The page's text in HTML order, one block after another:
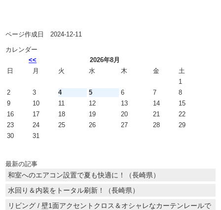
ページ作成日 2024-12-11
カレンダー
<<
2026年8月
日
月 火 水 木 金
土
1
2
3 4 5 6 7
8
9
10 11 12 13 14
15
16
17 18 19 20 21
22
23
24 25 26 27 28
29
30
31
最新の記事
和室へのエアコン設置で夏も快適に！（長崎県）
水回り＆内装をトータル刷新！（長崎県）
リビング / 壁1面アクセントクロス＆オシャレなカーテンレールで